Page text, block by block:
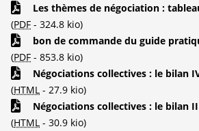
Les thèmes de négociation :
(PDF - 324.8 kio)
bon de commande du guide
(PDF - 853.8 kio)
Négociations collectives : le bilan
(HTML - 27.9 kio)
Négociations collectives : le bilan
(HTML - 30.9 kio)